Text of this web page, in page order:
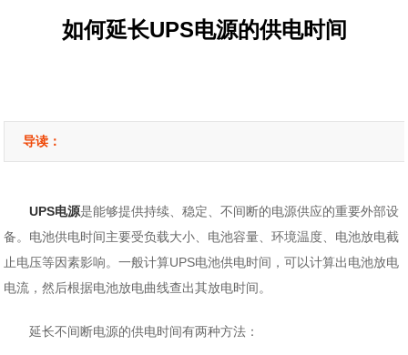
如何延长UPS电源的供电时间
导读：
UPS电源是能够提供持续、稳定、不间断的电源供应的重要外部设
备。电池供电时间主要受负载大小、电池容量、环境温度、电池放电截
止电压等因素影响。一般计算UPS电池供电时间，可以计算出电池放电
电流，然后根据电池放电曲线查出其放电时间。
延长不间断电源的供电时间有两种方法：